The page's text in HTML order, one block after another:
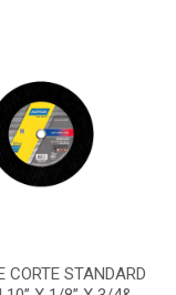
CORTE STANDARD